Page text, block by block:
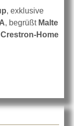
, exklusive
, begrüßt Malte
Home